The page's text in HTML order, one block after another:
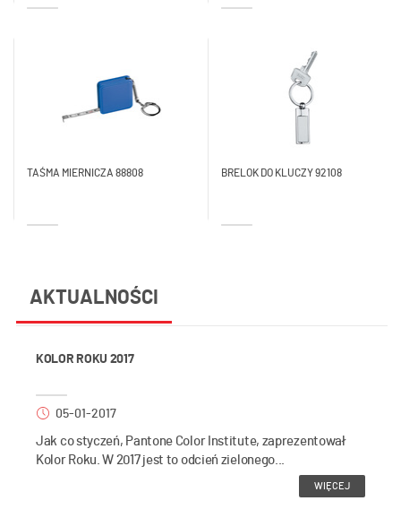
TAŚMA MIERNICZA 88808 BRELOK DO KLUCZY 92108
AKTUALNOŚCI
KOLOR ROKU 2017
05-01-2017
Jak co styczeń, Pantone Color Institute, zaprezentował
Kolor Roku. W 2017 jest to odcień zielonego...
WIĘCEJ